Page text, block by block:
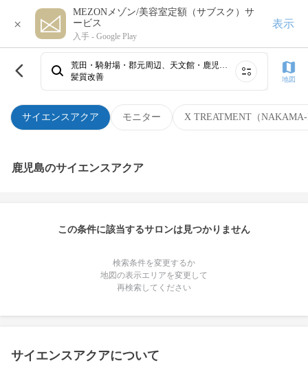
×
MEZONメゾン/美容室定額（サブスク）サ
ービス
入手 - Google Play
表示
サイエンスアクア モニター X TREATMENT（
髪質改善
地図
鹿児島のサイエンスアクア
この条件に該当するサロンは見つかりません
検索条件を変更するか
地図の表示エリアを変更して
再検索してください
サイエンスアクアについて